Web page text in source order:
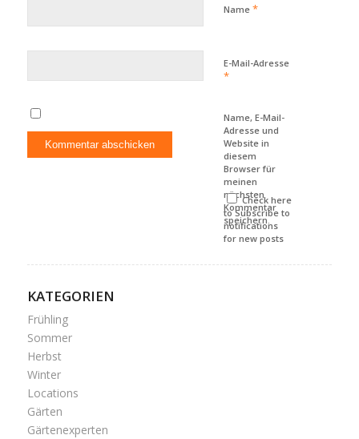
Name *
E-Mail-Adresse
*
Name, E-Mail-
Adresse und
Website in
diesem
Browser für
meinen
nächsten
Kommentar
speichern.
Check here
to Subscribe to
notifications
for new posts
KATEGORIEN
Frühling
Sommer
Herbst
Winter
Locations
Gärten
Gärtenexperten